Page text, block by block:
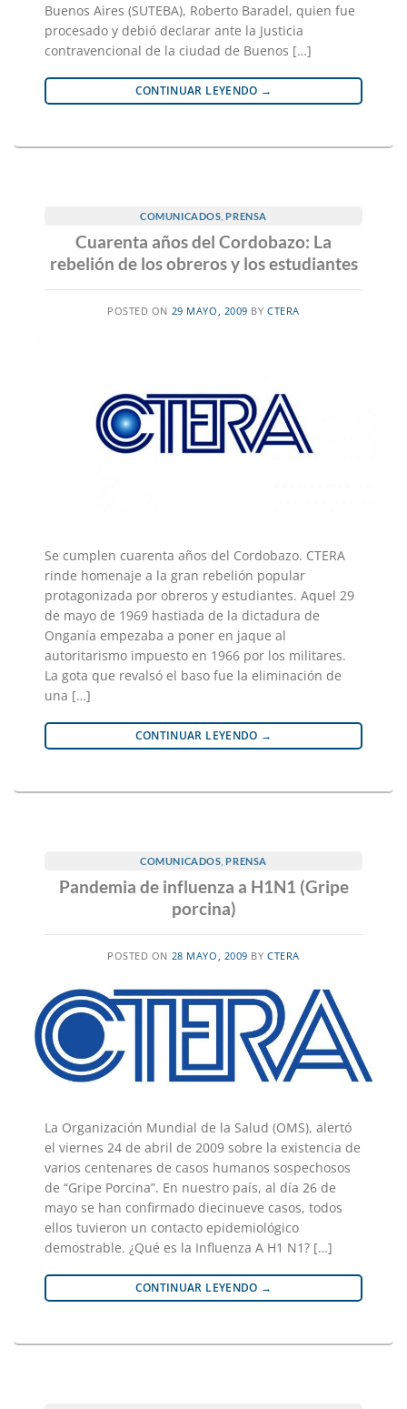
Buenos Aires (SUTEBA), Roberto Baradel, quien fue
procesado y debió declarar ante la Justicia
contravencional de la ciudad de Buenos […]
CONTINUAR LEYENDO →
COMUNICADOS ,PRENSA
Cuarenta años del Cordobazo: La
rebelión de los obreros y los estudiantes
POSTED ON 29 MAYO, 2009 BYCTERA
Se cumplen cuarenta años del Cordobazo. CTERA
rinde homenaje a la gran rebelión popular
protagonizada por obreros y estudiantes. Aquel 29
de mayo de 1969 hastiada de la dictadura de
Onganía empezaba a poner en jaque al
autoritarismo impuesto en 1966 por los militares.
La gota que revalsó el baso fue la eliminación de
una […]
CONTINUAR LEYENDO →
COMUNICADOS ,PRENSA
Pandemia de influenza a H1N1 (Gripe
porcina)
POSTED ON 28 MAYO, 2009 BYCTERA
La Organización Mundial de la Salud (OMS), alertó
el viernes 24 de abril de 2009 sobre la existencia de
varios centenares de casos humanos sospechosos
de “Gripe Porcina”. En nuestro país, al día 26 de
mayo se han confirmado diecinueve casos, todos
ellos tuvieron un contacto epidemiológico
demostrable. ¿Qué es la Influenza A H1 N1? […]
CONTINUAR LEYENDO →